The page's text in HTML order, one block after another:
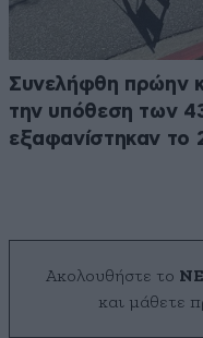
Συνελήφθη πρώην
την υπόθεση των
εξαφανίστηκαν το
Ακολουθήστε το
και μάθετε